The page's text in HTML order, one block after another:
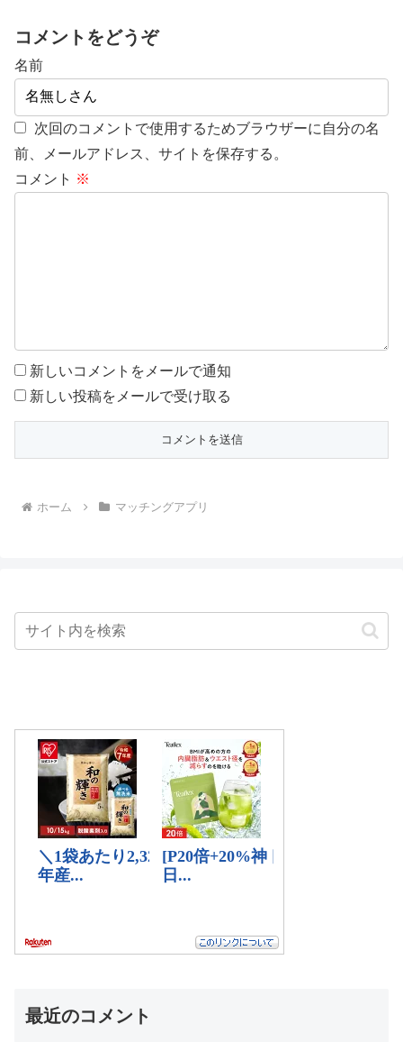
コメントをどうぞ
名前
次回のコメントで使用するためブラウザーに自分の名
前、メールアドレス、サイトを保存する。
コメント ※
新しいコメントをメールで通知
新しい投稿をメールで受け取る
ホーム マッチングアプリ
最近のコメント